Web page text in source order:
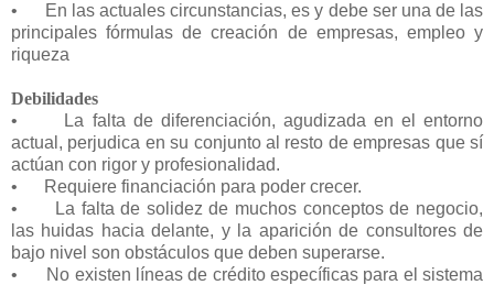
•
En las actuales circunstancias, es y debe ser una de las
principales fórmulas de creación de empresas, empleo y
riqueza
Debilidades
•
La falta de diferenciación, agudizada en el entorno
actual, perjudica en su conjunto al resto de empresas que sí
actúan con rigor y profesionalidad.
• Requiere financiación para poder crecer.
•
La falta de solidez de muchos conceptos de negocio,
las huidas hacia delante, y la aparición de consultores de
bajo nivel son obstáculos que deben superarse.
•
No existen líneas de crédito específicas para el sistema